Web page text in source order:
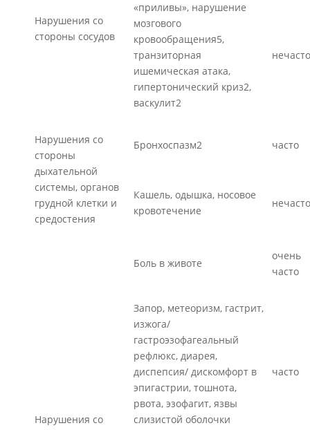
Нарушения со
стороны сосудов
«приливы», нарушение
мозгового
кровообращения5,
транзиторная
ишемическая атака,
гипертонический криз2,
васкулит2
нечасто
Нарушения со
стороны
дыхательной
системы, органов
грудной клетки и
средостения
Бронхоспазм2 часто
Кашель, одышка, носовое
кровотечение
нечасто
Нарушения со
Боль в животе
очень
часто
Запор, метеоризм, гастрит,
изжога/
гастроэзофагеальный
рефлюкс, диарея,
диспепсия/ дискомфорт в
эпигастрии, тошнота,
рвота, эзофагит, язвы
слизистой оболочки
часто